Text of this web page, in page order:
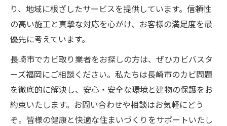
り、地域に根ざしたサービスを提供しています。信頼性
の高い施工と真摯な対応を心がけ、お客様の満足度を最
優先に考えています。
長崎市でカビ取り業者をお探しの方は、ぜひカビバスタ
ーズ福岡にご相談ください。私たちは長崎市のカビ問題
を徹底的に解決し、安心・安全な環境と建物の保護をお
約束いたします。お問い合わせや相談はお気軽にどう
ぞ。皆様の健康と快適な住まいづくりをサポートいたし